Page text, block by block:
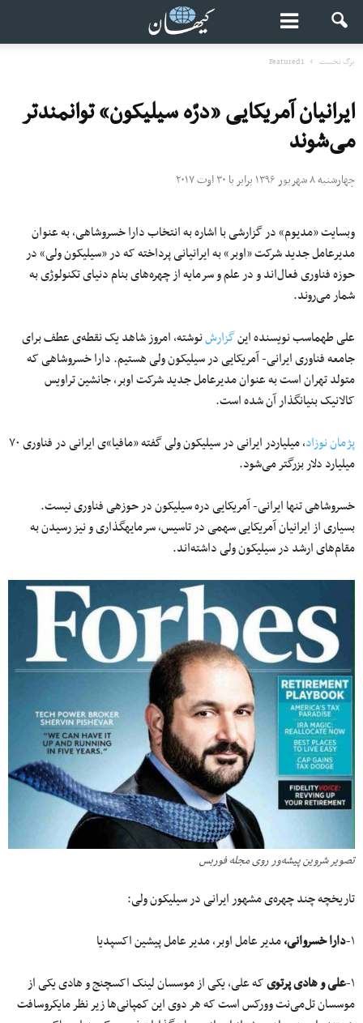
برگ نخست Featured1
ایرانیان آمریکایی «درّه سیلیکون» توانمندتر
می‌شوند
چهارشنبه ۸ شهریور ۱۳۹۶ برابر با ۳۰ اوت ۲۰۱۷
وبسایت «مدیوم» در گزارشی با اشاره به انتخاب دارا خسروشاهی، به عنوان
مدیرعامل جدید شرکت «اوبر» به ایرانیانی پرداخته که در «سیلیکون‌ ولی» در
حوزه فناوری فعال‌اند و در علم و سرمایه از چهره‌های بنام دنیای تکنولوژی به
شمار می‌روند.
علی طهماسب نویسنده اینگزارشنوشته، امروز شاهد یک نقطه‌ی عطف برای
جامعه فناوری ایرانی- آمریکایی در سیلیکون ولی هستیم. دارا خسروشاهی که
متولد تهران است به عنوان مدیرعامل جدید شرکت اوبر، جانشین تراویس
کالانیک بنیانگذار آن شده است.
پژمان نوزاد
، میلیاردر ایرانی در سیلیکون ولی گفته «مافیا»ی ایرانی در فناوری ۷۰
میلیارد دلار بزرگتر می‌شود.
خسروشاهی تنها ایرانی- آمریکایی دره سیلیکون در حوزه‎ی فناوری نیست.
بسیاری از ایرانیان آمریکایی سهمی در تاسیس، سرمایه‎گذاری و نیز رسیدن به
مقام‌های ارشد در سیلیکون ولی داشته‌اند.
تصویر شروین پیشه‌ور روی مجله فوربس
تاریخچه چند چهره‌ی مشهور ایرانی در سیلیکون ولی:
۱- دارا خسروانی،مدیر عامل اوبر، مدیر عامل پیشین اکسپدیا
۱- علی و هادی پرتویکه علی، یکی از موسسان لینک اکسچنج و هادی یکی از
موسسان تل‌می‌نت وورکس است که هر دوی این کمپانی‌ها زیر نظر مایکروسافت